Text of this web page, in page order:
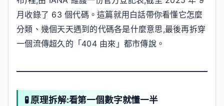
月收錄了 63 個代碼。這篇就用白話帶你看懂它怎麼
分類、幾個天天遇到的代碼各是什麼意思,最後再拆穿
一個流傳超久的「404 由來」都市傳說。
🧪 原理拆解:看第一個數字就懂一半